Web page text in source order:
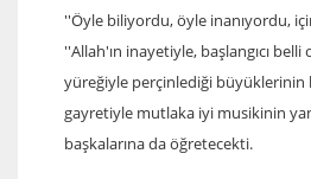
''Öyle biliyordu, öyle inanıyordu,
''Allah'ın inayetiyle, başlangıcı
yüreğiyle perçinlediği büyüklerinin
gayretiyle mutlaka iyi musikinin
başkalarına da öğretecekti.